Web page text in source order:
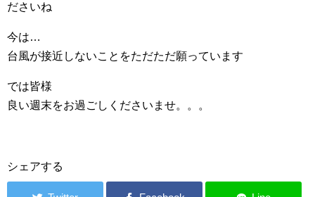
ださいね
今は…
台風が接近しないことをただただ願っています
では皆様
良い週末をお過ごしくださいませ。。。
シェアする